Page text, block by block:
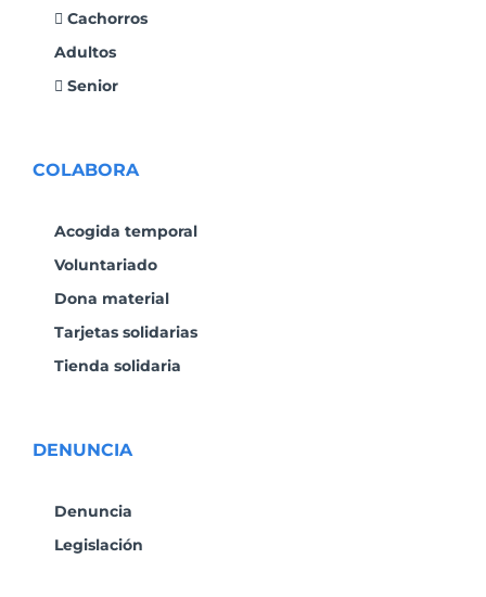
Cachorros
Adultos
Senior
COLABORA
Acogida temporal
Voluntariado
Dona material
Tarjetas solidarias
Tienda solidaria
DENUNCIA
Denuncia
Legislación